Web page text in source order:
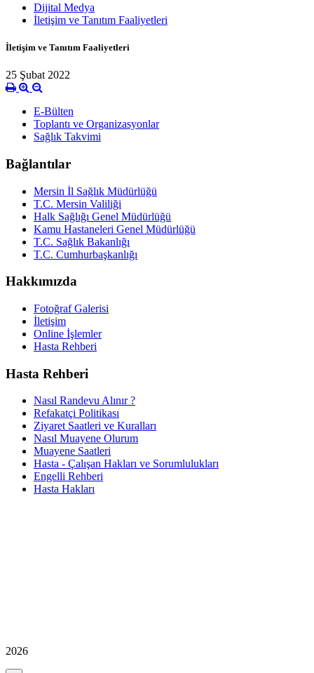
Dijital Medya
İletişim ve Tanıtım Faaliyetleri
İletişim ve Tanıtım Faaliyetleri
25 Şubat 2022
E-Bülten
Toplantı ve Organizasyonlar
Sağlık Takvimi
Bağlantılar
Mersin İl Sağlık Müdürlüğü
T.C. Mersin Valiliği
Halk Sağlığı Genel Müdürlüğü
Kamu Hastaneleri Genel Müdürlüğü
T.C. Sağlık Bakanlığı
T.C. Cumhurbaşkanlığı
Hakkımızda
Fotoğraf Galerisi
İletişim
Online İşlemler
Hasta Rehberi
Hasta Rehberi
Nasıl Randevu Alınır ?
Refakatçi Politikası
Ziyaret Saatleri ve Kuralları
Nasıl Muayene Olurum
Muayene Saatleri
Hasta - Çalışan Hakları ve Sorumlulukları
Engelli Rehberi
Hasta Hakları
2026